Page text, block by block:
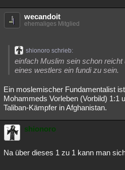
wecandoit
ehemaliges Mitglied
shionoro schrieb:
einfach Muslim sein schon
eines westlers ein fundi zu sein.
Ein moslemischer Fundamentalist
Mohammeds Vorleben (Vorbild) 1:1
Taliban-Kämpfer in Afghanistan.
shionoro
Na über dieses 1 zu 1 kann man